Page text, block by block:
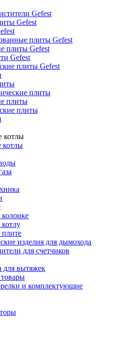
Gefest
Gefest
плиты Gefest
плиты Gefest
Gefest
плиты Gefest
плиты
плиты
плиты
котлы
котлы
колонке
плите
изделия для дымохода
для счетчиков
для вытяжек
и комплектующие